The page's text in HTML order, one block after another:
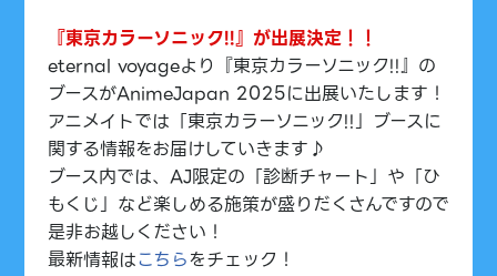
『東京カラーソニック!!』が出展決定！！
eternal voyageより『東京カラーソニック!!』の
ブースがAnimeJapan 2025に出展いたします！
アニメイトでは「東京カラーソニック!!」ブースに
関する情報をお届けしていきます♪
ブース内では、AJ限定の「診断チャート」や「ひ
もくじ」など楽しめる施策が盛りだくさんですので
是非お越しください！
最新情報はこちらをチェック！